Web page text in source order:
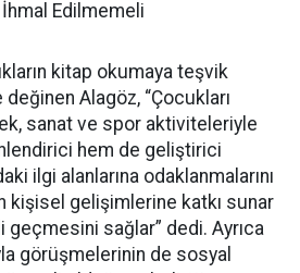
Edilmemeli
kitap okumaya teşvik
Alagöz, “Çocukları
sanat ve spor aktiviteleriyle
hem de geliştirici
ilgi alanlarına odaklanmalarını
kişisel gelişimlerine katkı sunar
sağlar” dedi. Ayrıca
görüşmelerinin de sosyal